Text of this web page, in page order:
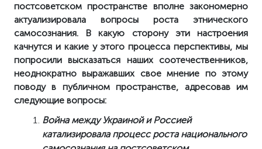
постсоветском пространстве вполне закономерно
актуализировала вопросы роста этнического
самосознания. В какую сторону эти настроения
качнутся и какие у этого процесса перспективы, мы
попросили высказаться наших соотечественников,
неоднократно выражавших свое мнение по этому
поводу в публичном пространстве, адресовав им
следующие вопросы:
Война между Украиной и Россией
катализировала процесс роста национального